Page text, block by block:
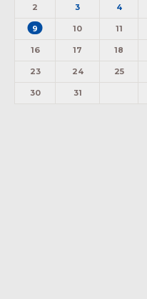
2 3 4
9 10 11
16 17 18
23 24 25
30 31